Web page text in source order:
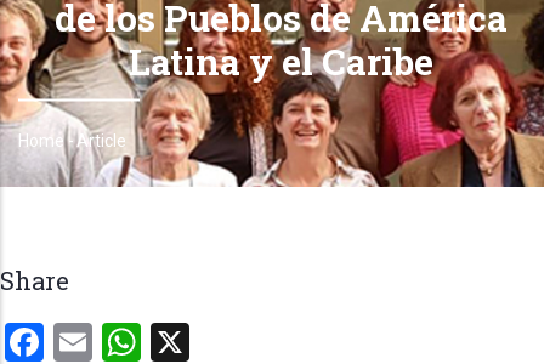
de los Pueblos de América
Latina y el Caribe
Breadcrumb
Home -Article
Share
Facebook
EmailWhatsApp